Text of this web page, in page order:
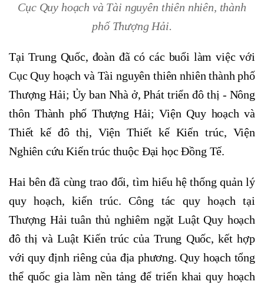
Cục Quy hoạch và Tài nguyên thiên nhiên, thành
phố Thượng Hải.
Tại Trung Quốc, đoàn đã có các buổi làm việc với
Cục Quy hoạch và Tài nguyên thiên nhiên thành phố
Thượng Hải; Ủy ban Nhà ở, Phát triển đô thị - Nông
thôn Thành phố Thượng Hải; Viện Quy hoạch và
Thiết kế đô thị, Viện Thiết kế Kiến trúc, Viện
Nghiên cứu Kiến trúc thuộc Đại học Đồng Tế.
Hai bên đã cùng trao đổi, tìm hiểu hệ thống quản lý
quy hoạch, kiến trúc. Công tác quy hoạch tại
Thượng Hải tuân thủ nghiêm ngặt Luật Quy hoạch
đô thị và Luật Kiến trúc của Trung Quốc, kết hợp
với quy định riêng của địa phương. Quy hoạch tổng
thể quốc gia làm nền tảng để triển khai quy hoạch